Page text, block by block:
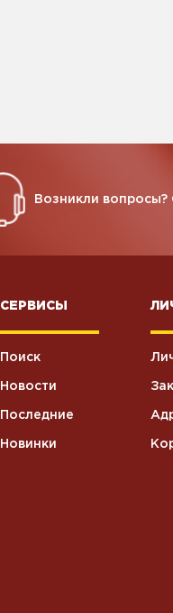
Возникли
СЕРВИСЫ
Поиск
Новости
Последние
Новинки